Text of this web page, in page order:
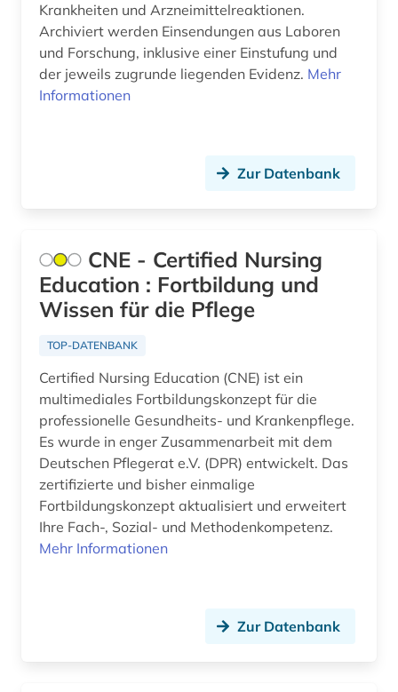
zeitschriftenaufsatz (2)
zentralamerika (1)
Krankheiten und Arzneimittelreaktionen.
Archiviert werden Einsendungen aus Laboren
und Forschung, inklusive einer Einstufung und
der jeweils zugrunde liegenden Evidenz. Mehr
Informationen
Zur Datenbank
CNE - Certified Nursing
Education : Fortbildung und
Wissen für die Pflege
TOP-DATENBANK
Certified Nursing Education (CNE) ist ein
multimediales Fortbildungskonzept für die
professionelle Gesundheits- und Krankenpflege.
Es wurde in enger Zusammenarbeit mit dem
Deutschen Pflegerat e.V. (DPR) entwickelt. Das
zertifizierte und bisher einmalige
Fortbildungskonzept aktualisiert und erweitert
Ihre Fach-, Sozial- und Methodenkompetenz.
Mehr Informationen
Zur Datenbank